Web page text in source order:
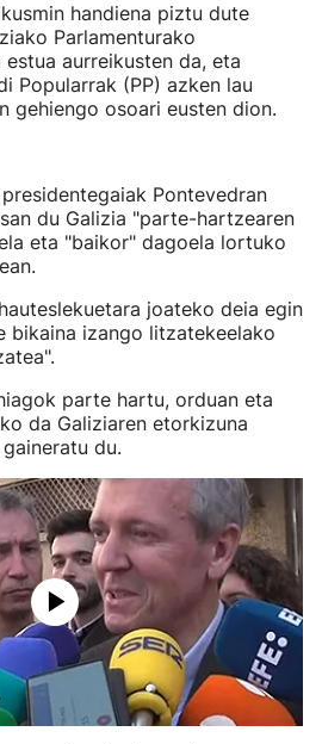
handiena piztu dute
Parlamenturako
estua aurreikusten da, eta
Popularrak (PP) azken lau
gehiengo osoari eusten dion.
Pontevedran
du Galizia "parte-hartzearen
eta "baikor" dagoela lortuko
joateko deia egin
bikaina izango litzatekeelako
parte hartu, orduan eta
da Galiziaren etorkizuna
du.